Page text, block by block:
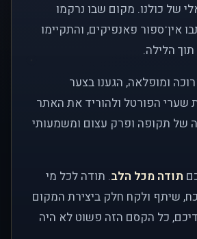
של כולנו. מקום שבו נרקמו
אין־ספור פאנפיקים, והתקיימו
הלילה.
ומופלאה, הגענו בצער
שערי הפורטל ולהוריד את האתר
של תקופה ופרק עצום ומשמעותי
תודה מכל הלב. תודה לכל מי
שיתף ולקח חלק ביצירת המקום
כל הקסם הזה פשוט לא היה